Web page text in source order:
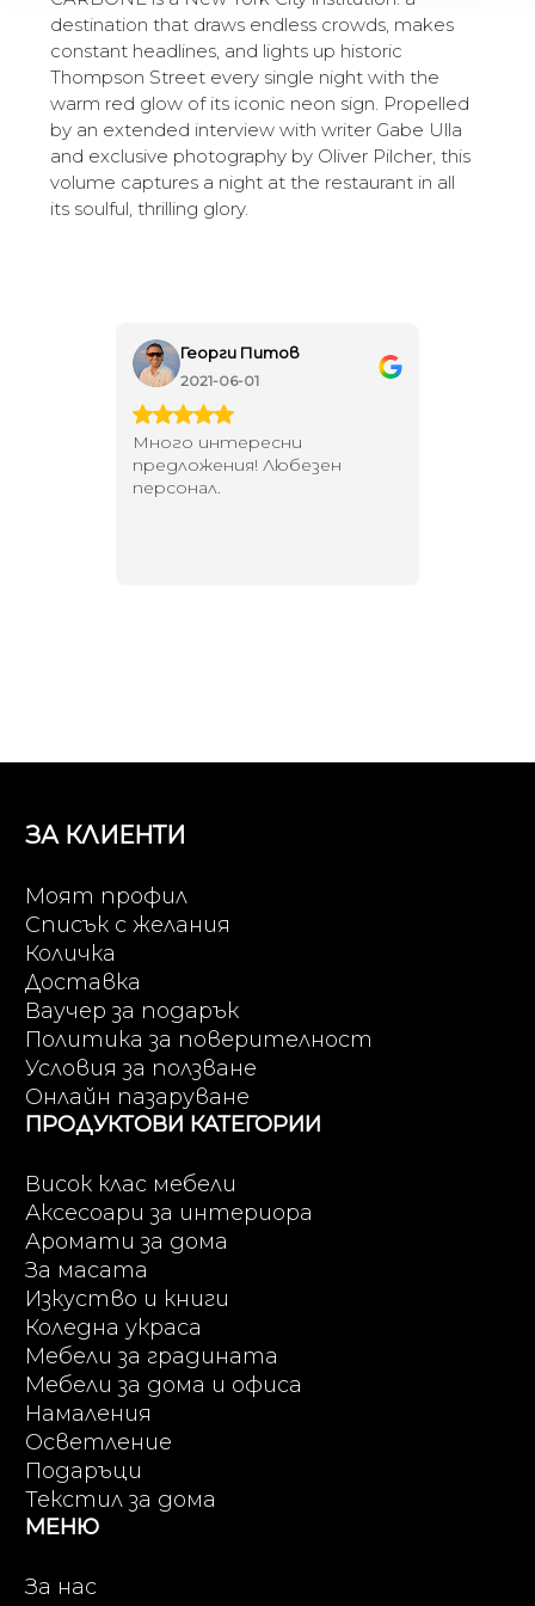
destination that draws endless crowds, makes
constant headlines, and lights up historic
Thompson Street every single night with the
warm red glow of its iconic neon sign. Propelled
by an extended interview with writer Gabe Ulla
and exclusive photography by Oliver Pilcher, this
volume captures a night at the restaurant in all
its soulful, thrilling glory.
Георги Питов
2021-06-01
Много интересни
предложения! Любезен
персонал.
ЗА КЛИЕНТИ
Моят профил
Списък с желания
Количка
Доставка
Ваучер за подарък
Политика за поверителност
Условия за ползване
Онлайн пазаруване
ПРОДУКТОВИ КАТЕГОРИИ
Висок клас мебели
Аксесоари за интериора
Аромати за дома
За масата
Изкуство и книги
Коледна украса
Мебели за градината
Мебели за дома и офиса
Намаления
Осветление
Подаръци
Текстил за дома
МЕНЮ
За нас